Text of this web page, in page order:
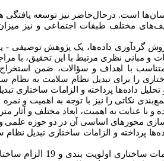
است. درحال‌حاضر نیز توسعه یافتگی
مختلف طبقات اجتماعی و نیز
گردآوری داده‌ها، یک پژوهش توصیفی -
و مبانی نظری مرتبط با این تحقیق، با
با اهداف و سؤالات، ضمن استخراج
را برای تبدیل نظام سلامت به
داده‌ها پرداخته و الزامات ساختاری
نکاتی را نیز با توجه به اهمیت و
و با عنایت به اهمیت، ابعاد مختلف و
محورهای اساسی آن در دو حوزه علمی
پرداخته و الزامات ساختاری تبدیل
ساختاری اولویت بندی و 19 الزام